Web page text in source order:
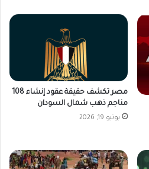
مصر تكشف حقيقة عقود إنشاء 108
مناجم ذهب شمال السودان
يونيو 19, 2026